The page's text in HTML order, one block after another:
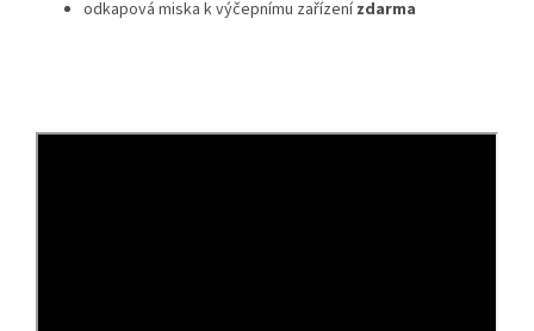
odkapová miska k výčepnímu zařízenízdarma